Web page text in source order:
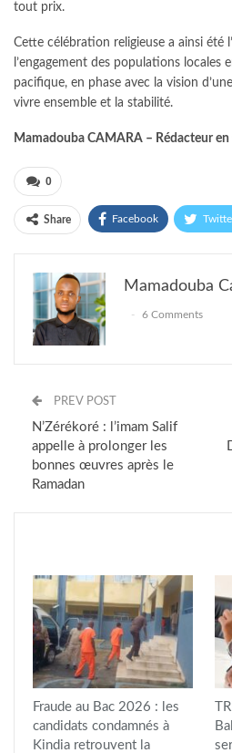
tout prix.
Cette célébration religieuse a ainsi été
l’engagement des populations locales
pacifique, en phase avec la vision
vivre ensemble et la stabilité.
Mamadouba CAMARA – Rédacteur en
0
Share Facebook
Mamadouba
6 Comments
PREV POST
N’Zérékoré : l’imam Salif
appelle à prolonger les
bonnes œuvres après le
Ramadan
Fraude au Bac 2026 : les
candidats condamnés à
Kindia retrouvent la